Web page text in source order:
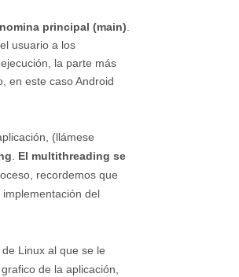
principal (main).
usuario a los
la parte más
en este caso Android
(llámese
. El multithreading se
recordemos que
del
Linux al que se le
de la aplicación,